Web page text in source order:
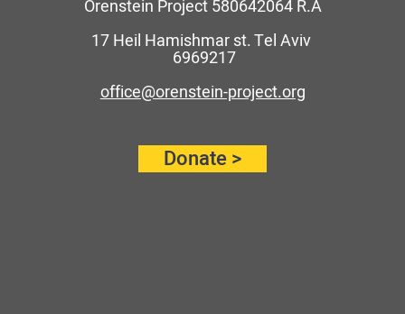
Orenstein Project580642064 R.A
17 Heil Hamishmar st. Tel Aviv
6969217
office@orenstein-project.org
Donate >